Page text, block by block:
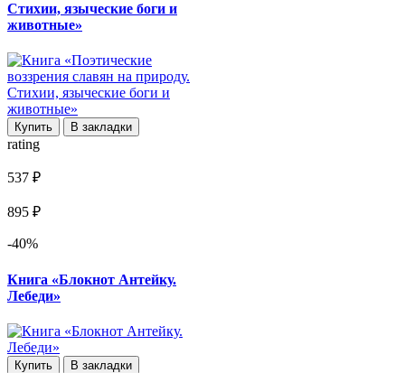
Стихии, языческие боги и
животные»
Купить В закладки
rating
537 ₽
895 ₽
-40%
Книга «Блокнот Антейку.
Лебеди»
Купить В закладки